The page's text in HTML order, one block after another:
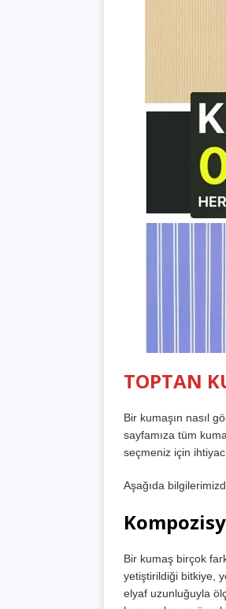
TOPTAN
Bir kumaşın nasıl
sayfamıza tüm
seçmeniz için
Aşağıda
Bir kumaş birçok
yetiştirildiği bitkiye,
elyaf uzunluğuyla